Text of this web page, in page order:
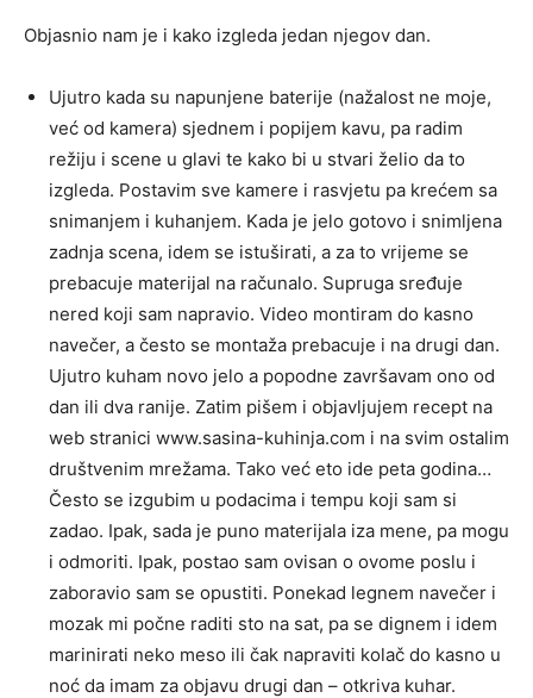
Objasnio nam je i kako izgleda jedan njegov dan.
Ujutro kada su napunjene baterije (nažalost ne moje,
već od kamera) sjednem i popijem kavu, pa radim
režiju i scene u glavi te kako bi u stvari želio da to
izgleda. Postavim sve kamere i rasvjetu pa krećem sa
snimanjem i kuhanjem. Kada je jelo gotovo i snimljena
zadnja scena, idem se istuširati, a za to vrijeme se
prebacuje materijal na računalo. Supruga sređuje
nered koji sam napravio. Video montiram do kasno
navečer, a često se montaža prebacuje i na drugi dan.
Ujutro kuham novo jelo a popodne završavam ono od
dan ili dva ranije. Zatim pišem i objavljujem recept na
web stranici www.sasina-kuhinja.com i na svim ostalim
društvenim mrežama. Tako već eto ide peta godina…
Često se izgubim u podacima i tempu koji sam si
zadao. Ipak, sada je puno materijala iza mene, pa mogu
i odmoriti. Ipak, postao sam ovisan o ovome poslu i
zaboravio sam se opustiti. Ponekad legnem navečer i
mozak mi počne raditi sto na sat, pa se dignem i idem
marinirati neko meso ili čak napraviti kolač do kasno u
noć da imam za objavu drugi dan – otkriva kuhar.